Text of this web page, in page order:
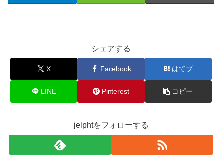
シェアする
X Facebook はてブ
LINE Pinterest コピー
jelphtをフォローする